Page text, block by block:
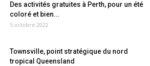
Des activités gratuites à Perth, pour un été
coloré et bien...
5 octobre 2022
Townsville, point stratégique du nord
tropical Queensland